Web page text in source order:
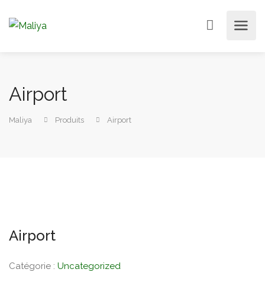
Airport
Maliya Produits Airport
Airport
Catégorie : Uncategorized